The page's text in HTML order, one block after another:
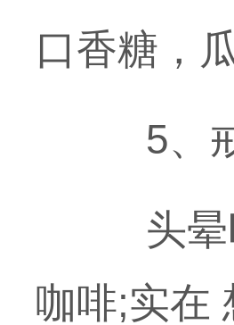
口香糖，
5、戒
头晕时
咖啡;实在